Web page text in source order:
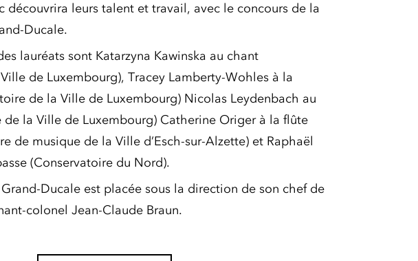
découvrira leurs talent et travail, avec le concours de la
Ducale.
lauréats sont Katarzyna Kawinska au chant
de Luxembourg), Tracey Lamberty-Wohles à la
de la Ville de Luxembourg) Nicolas Leydenbach au
de la Ville de Luxembourg) Catherine Origer à la flûte
de musique de la Ville d’Esch-sur-Alzette) et Raphaël
(Conservatoire du Nord).
Ducale est placée sous la direction de son chef de
colonel Jean-Claude Braun.